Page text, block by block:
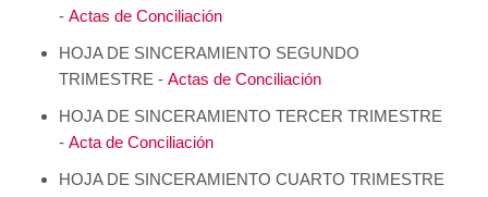
- Actas de Conciliación
HOJA DE SINCERAMIENTO SEGUNDO
TRIMESTRE - Actas de Conciliación
HOJA DE SINCERAMIENTO TERCER TRIMESTRE
- Acta de Conciliación
HOJA DE SINCERAMIENTO CUARTO TRIMESTRE